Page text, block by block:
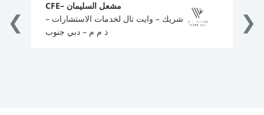
❮
مشعل السليمان –CFE
شريك – وايت تال لخدمات الاستشارات –
ذ م م – دبي جنوب
❯